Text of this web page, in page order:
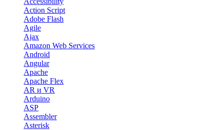
Action Script
Adobe Flash
Agile
Ajax
Amazon Web Services
Android
Angular
Apache
Apache Flex
AR и VR
Arduino
ASP
Assembler
Asterisk